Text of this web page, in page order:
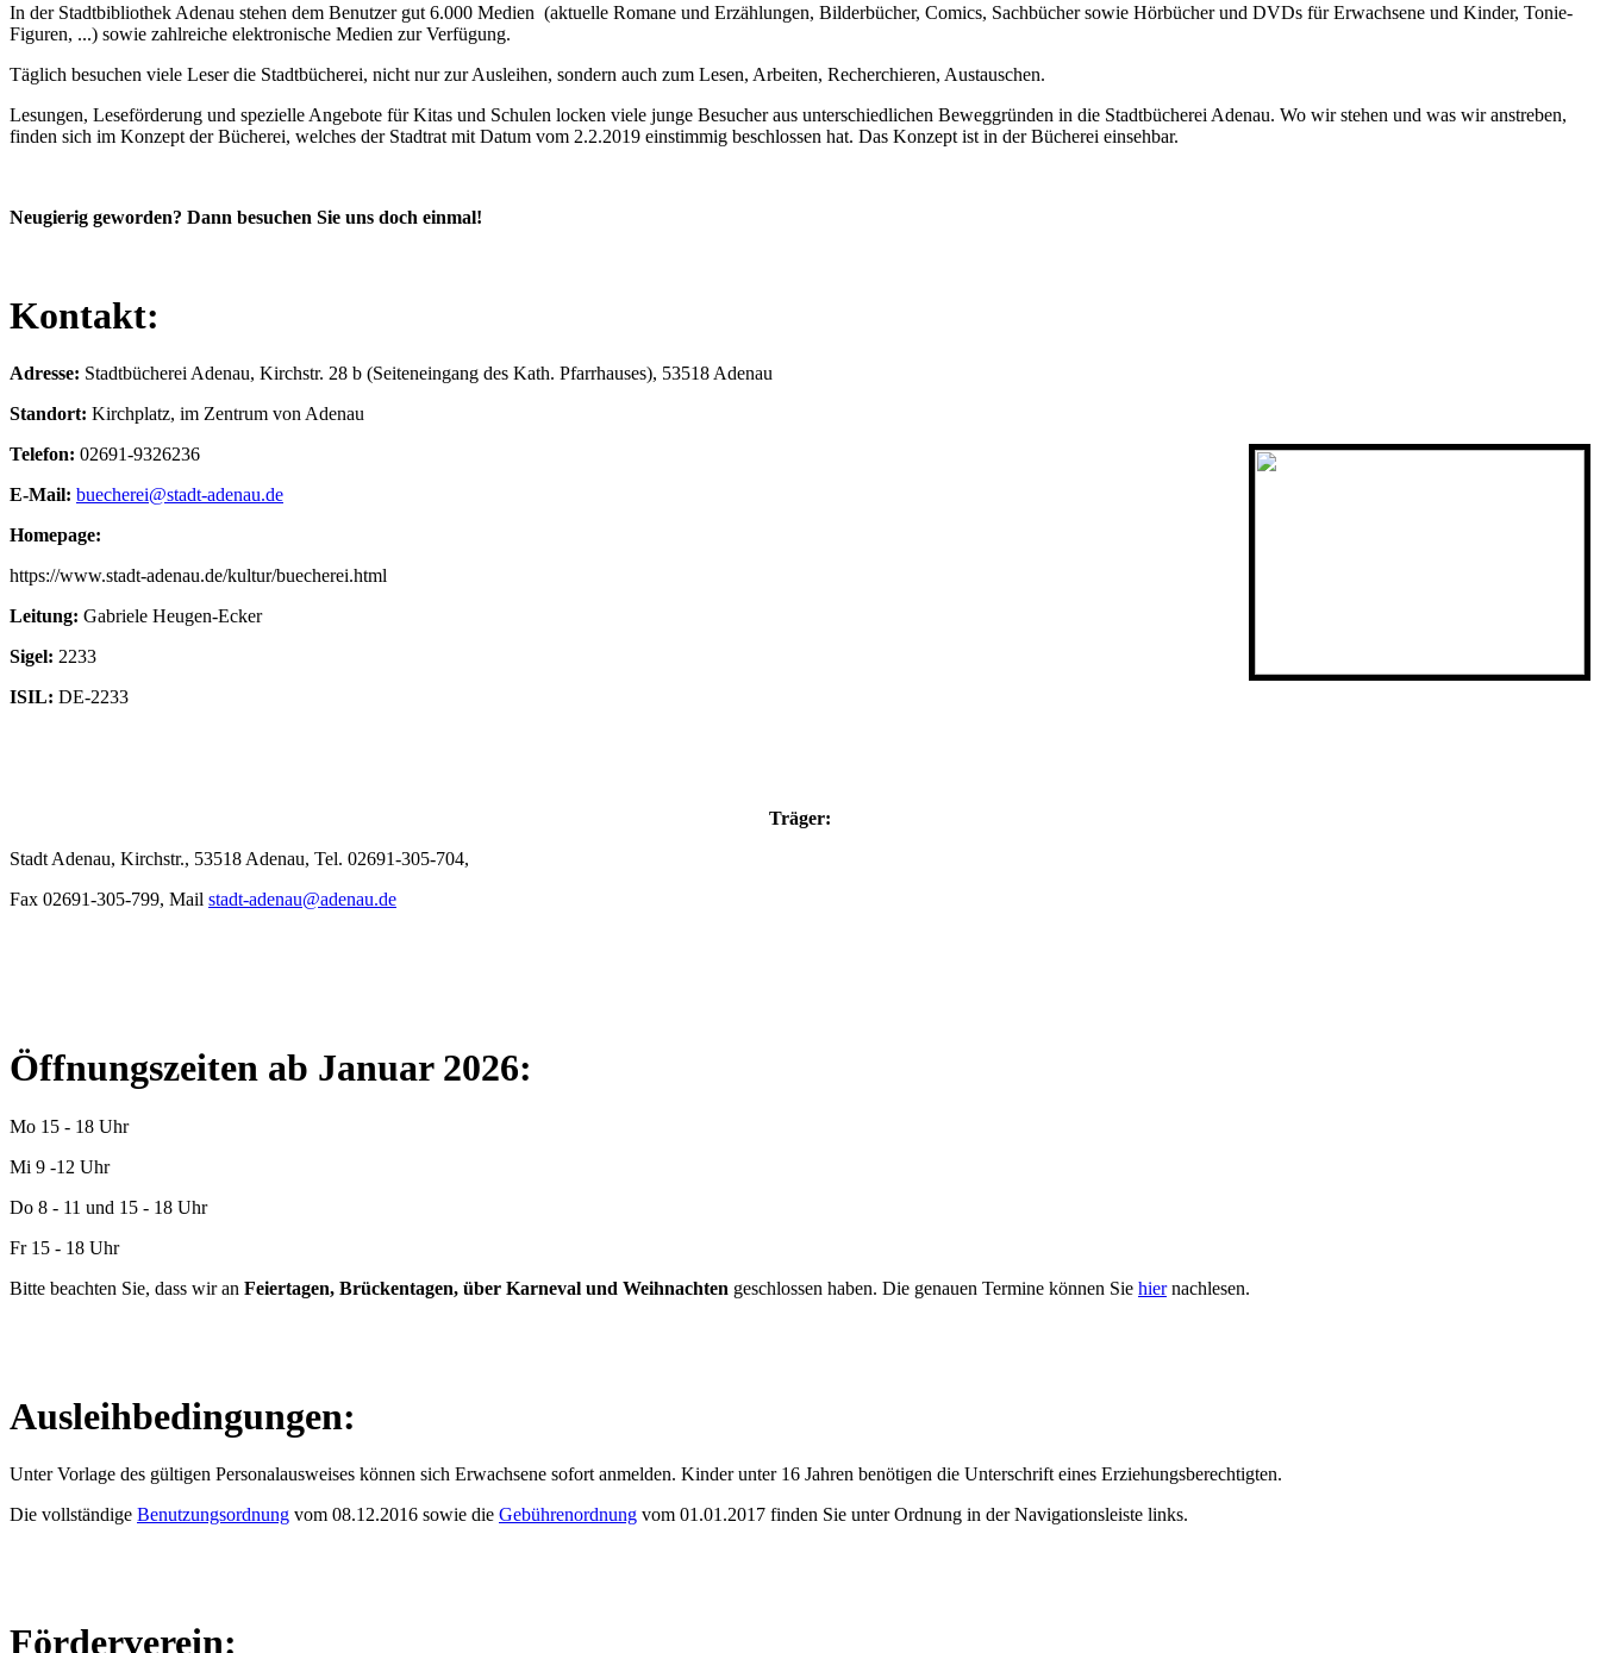
In der Stadtbibliothek Adenau stehen dem Benutzer gut 6.000 Medien (aktuelle Romane und Erzählungen, Bilderbücher, Comics, Sachbücher sowie Hörbücher und DVDs für Erwachsene und Kinder, Tonie-
Figuren, ...) sowie zahlreiche elektronische Medien zur Verfügung.
Täglich besuchen viele Leser die Stadtbücherei, nicht nur zur Ausleihen, sondern auch zum Lesen, Arbeiten, Recherchieren, Austauschen.
Lesungen, Leseförderung und spezielle Angebote für Kitas und Schulen locken viele junge Besucher aus unterschiedlichen Beweggründen in die Stadtbücherei Adenau. Wo wir stehen und was wir anstreben,
finden sich im Konzept der Bücherei, welches der Stadtrat mit Datum vom 2.2.2019 einstimmig beschlossen hat. Das Konzept ist in der Bücherei einsehbar.
Neugierig geworden? Dann besuchen Sie uns doch einmal!
Kontakt:
Adresse: Stadtbücherei Adenau, Kirchstr. 28 b (Seiteneingang des Kath. Pfarrhauses), 53518 Adenau
Standort: Kirchplatz, im Zentrum von Adenau
Telefon: 02691-9326236
E-Mail: buecherei@stadt-adenau.de
Homepage:
https://www.stadt-adenau.de/kultur/buecherei.html
Leitung: Gabriele Heugen-Ecker
Sigel: 2233
ISIL: DE-2233
Träger:
Stadt Adenau, Kirchstr., 53518 Adenau, Tel. 02691-305-704,
Fax 02691-305-799, Mail stadt-adenau@adenau.de
Öffnungszeiten ab Januar 2026:
Mo 15 - 18 Uhr
Mi 9 -12 Uhr
Do 8 - 11 und 15 - 18 Uhr
Fr 15 - 18 Uhr
Bitte beachten Sie, dass wir an Feiertagen, Brückentagen, über Karneval und Weihnachten geschlossen haben. Die genauen Termine können Sie hiernachlesen.
Ausleihbedingungen:
Unter Vorlage des gültigen Personalausweises können sich Erwachsene sofort anmelden. Kinder unter 16 Jahren benötigen die Unterschrift eines Erziehungsberechtigten.
Die vollständige Benutzungsordnung vom 08.12.2016 sowie die Gebührenordnung vom 01.01.2017 finden Sie unter Ordnung in der Navigationsleiste links.
Förderverein: